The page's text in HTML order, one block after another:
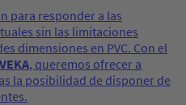
para responder a las
sin las limitaciones
dimensiones en PVC. Con el
, queremos ofrecer a
la posibilidad de disponer de